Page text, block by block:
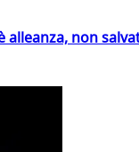
alleanza, non